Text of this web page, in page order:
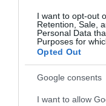
I want to opt-out
Retention, Sale,
Personal Data
Purposes for
Opted Out
Google consents
I want to allow
"Συνεχίζει στο ίδιο
εξυπνακισμούς"